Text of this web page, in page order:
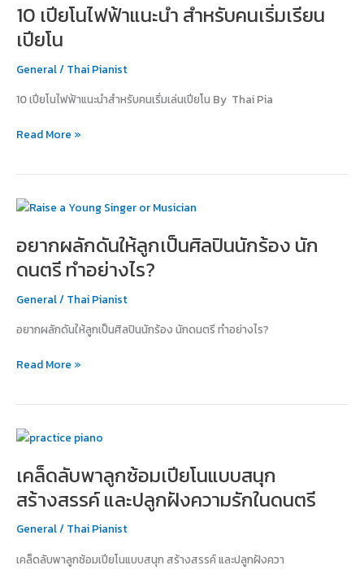
ใหม่!
10 เปียโนไฟฟ้าแนะนำ สำหรับคนเริ่มเรียน
เปียโน
General/ Thai Pianist
10 เปียโนไฟฟ้าแนะนำสำหรับคนเริ่มเล่นเปียโน By Thai Pia
โน
ไฟฟ้า
แนะนำ
สำหรับ
เริ่ม
เปีย
Read More »
อยากผลักดันให้ลูกเป็นศิลปินนักร้อง นัก
ดนตรี ทำอย่างไร?
General/ Thai Pianist
อยากผลักดันให้ลูกเป็นศิลปินนักร้อง นักดนตรี ทำอย่างไร?
อยาก
ดัน
ลูก
เป็น
นัก
นัก
ทำ
Read More »
เคล็ดลับพาลูกซ้อมเปียโนแบบสนุก
สร้างสรรค์ และปลูกฝังความรักในดนตรี
General/ Thai Pianist
เคล็ดลับพาลูกซ้อมเปียโนแบบสนุก สร้างสรรค์ และปลูกฝังควา
เคล็ด
พา
ซ้อม
เปีย
แบบ